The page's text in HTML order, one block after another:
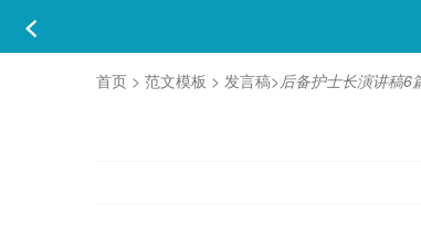
首页 > 范文模板 > 发言稿>后备护士长演讲稿6